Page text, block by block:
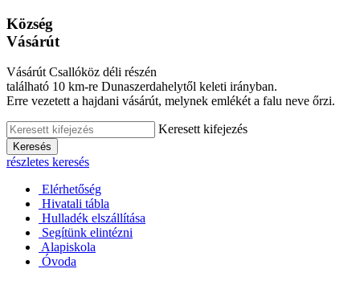
Község
Vásárút
Vásárút Csallóköz déli részén
található 10 km-re Dunaszerdahelytől keleti irányban.
Erre vezetett a hajdani vásárút, melynek emlékét a falu neve őrzi.
Keresett kifejezés
Keresés
részletes keresés
Elérhetőség
Hivatali tábla
Hulladék elszállítása
Segítünk elintézni
Alapiskola
Óvoda